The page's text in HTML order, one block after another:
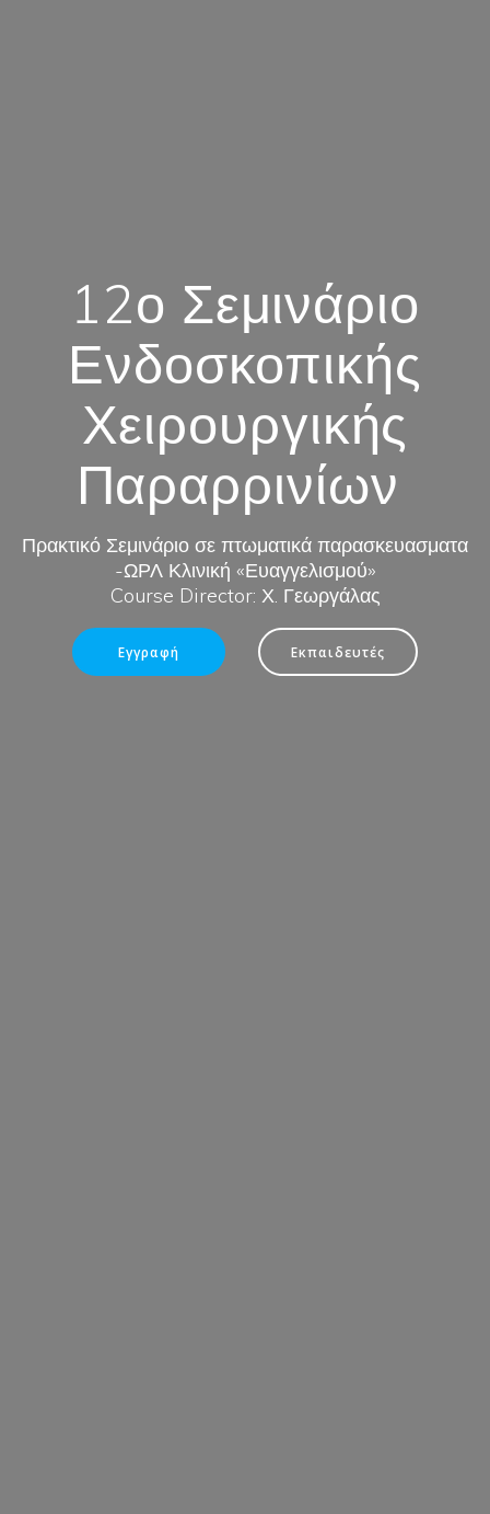
12ο Σεμινάριο
Ενδοσκοπικής
Χειρουργικής
Παραρρινίων
Πρακτικό Σεμινάριο σε πτωματικά παρασκευασματα
-ΩΡΛ Κλινική «Ευαγγελισμού»
Course Director: Χ. Γεωργάλας
Εγγραφή Εκπαιδευτές